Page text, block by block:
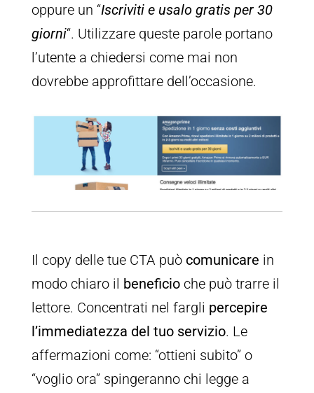
oppure un “Iscriviti e usalo gratis per 30
giorni“. Utilizzare queste parole portano
l’utente a chiedersi come mai non
dovrebbe approfittare dell’occasione.
Il copy delle tue CTA può comunicare in
modo chiaro il beneficioche può trarre il
lettore. Concentrati nel fargli percepire
l’immediatezza del tuo servizio. Le
affermazioni come: “ottieni subito” o
“voglio ora” spingeranno chi legge a